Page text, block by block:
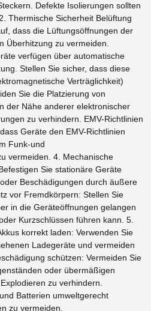
Defekte Isolierungen sollten
Thermische Sicherheit Belüftung
dass die Lüftungsöffnungen der
Überhitzung zu vermeiden.
verfügen über automatische
Stellen Sie sicher, dass diese
Verträglichkeit)
Sie die Platzierung von
der Nähe anderer elektronischer
zu verhindern. EMV-Richtlinien
Geräte den EMV-Richtlinien
Funk-und
vermeiden. 4. Mechanische
Sie stationäre Geräte
Beschädigungen durch äußere
vor Fremdkörpern: Stellen Sie
in die Geräteöffnungen gelangen
Kurzschlüssen führen kann. 5.
korrekt laden: Verwenden Sie
Ladegeräte und vermeiden
schützen: Vermeiden Sie
oder übermäßigen
zu verhindern.
Batterien umweltgerecht
zu vermeiden.